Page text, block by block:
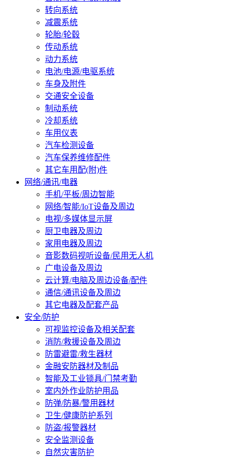
转向系统
减震系统
轮胎/轮毂
传动系统
动力系统
电池/电源/电驱系统
车身及附件
交通安全设备
制动系统
冷却系统
车用仪表
汽车检测设备
汽车保养维修配件
其它车用配(附)件
网络/通讯/电器
手机/平板/周边智能
网络/智能/IoT设备及周边
电视/多媒体显示屏
厨卫电器及周边
家用电器及周边
音影数码视听设备/民用无人机
广电设备及周边
云计算/电脑及周边设备/配件
通信/通讯设备及周边
其它电器及配套产品
安全/防护
可视监控设备及相关配套
消防/救援设备及周边
防雷避雷/救生器材
金融安防器材及制品
智能及工业锁具/门禁考勤
室内外作业防护用品
防弹/防暴/警用器材
卫生/健康防护系列
防盗/报警器材
安全监测设备
自然灾害防护